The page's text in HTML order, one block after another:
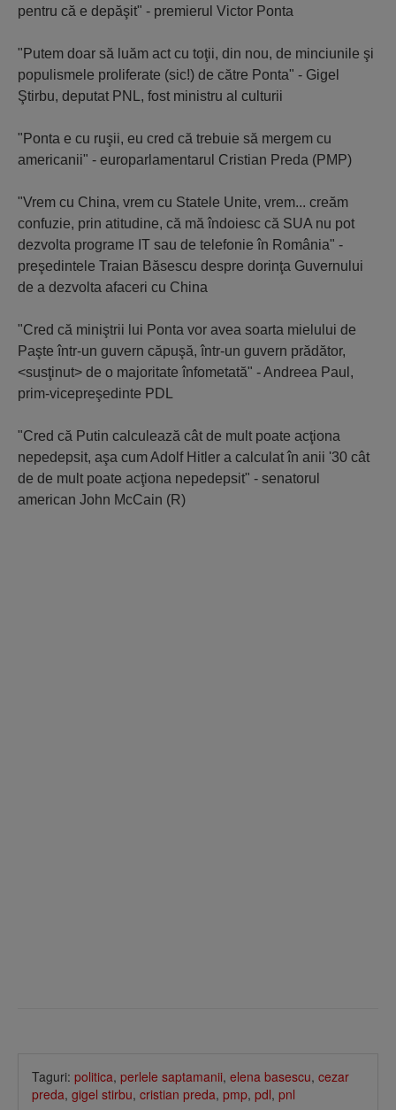
pentru că e depăşit" - premierul Victor Ponta
"Putem doar să luăm act cu toţii, din nou, de minciunile şi
populismele proliferate (sic!) de către Ponta" - Gigel
Ştirbu, deputat PNL, fost ministru al culturii
"Ponta e cu ruşii, eu cred că trebuie să mergem cu
americanii" - europarlamentarul Cristian Preda (PMP)
"Vrem cu China, vrem cu Statele Unite, vrem... creăm
confuzie, prin atitudine, că mă îndoiesc că SUA nu pot
dezvolta programe IT sau de telefonie în România" -
preşedintele Traian Băsescu despre dorinţa Guvernului
de a dezvolta afaceri cu China
"Cred că miniştrii lui Ponta vor avea soarta mielului de
Paşte într-un guvern căpuşă, într-un guvern prădător,
<susţinut> de o majoritate înfometată" - Andreea Paul,
prim-vicepreşedinte PDL
"Cred că Putin calculează cât de mult poate acţiona
nepedepsit, aşa cum Adolf Hitler a calculat în anii '30 cât
de de mult poate acţiona nepedepsit" - senatorul
american John McCain (R)
Taguri: politica, perlele saptamanii, elena basescu, cezar
preda, gigel stirbu, cristian preda, pmp, pdl, pnl